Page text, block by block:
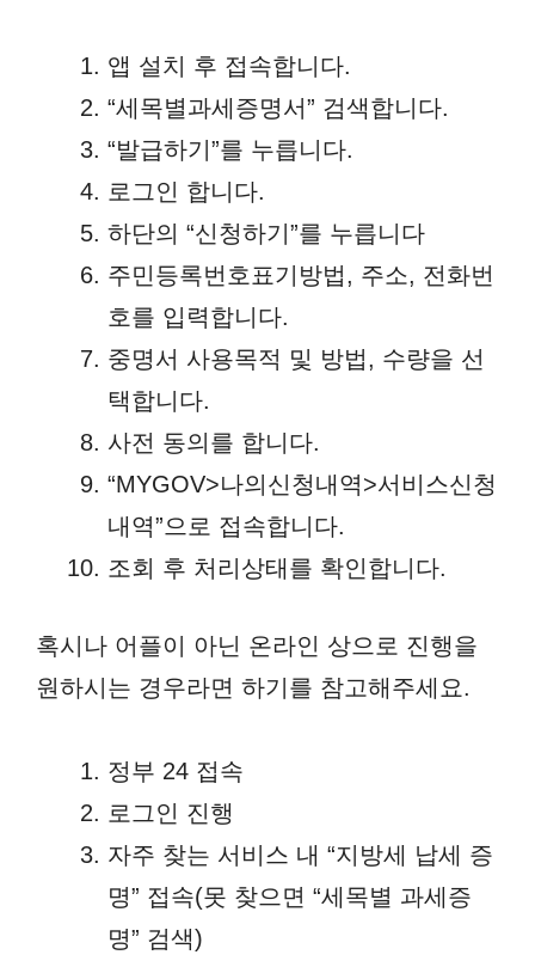
앱 설치 후 접속합니다.
“세목별과세증명서” 검색합니다.
“발급하기”를 누릅니다.
로그인 합니다.
하단의 “신청하기”를 누릅니다
주민등록번호표기방법, 주소, 전화번
호를 입력합니다.
중명서 사용목적 및 방법, 수량을 선
택합니다.
사전 동의를 합니다.
“MYGOV>나의신청내역>서비스신청
내역”으로 접속합니다.
조회 후 처리상태를 확인합니다.
혹시나 어플이 아닌 온라인 상으로 진행을
원하시는 경우라면 하기를 참고해주세요.
정부 24 접속
로그인 진행
자주 찾는 서비스 내 “지방세 납세 증
명” 접속(못 찾으면 “세목별 과세증
명” 검색)